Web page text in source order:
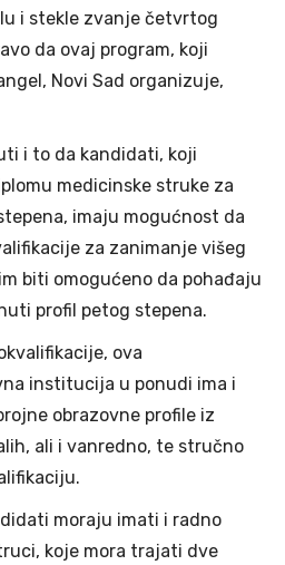
i stekle zvanje četvrtog
da ovaj program, koji
Novi Sad organizuje,
i to da kandidati, koji
medicinske struke za
imaju mogućnost da
za zanimanje višeg
biti omogućeno da pohađaju
profil petog stepena.
ova
institucija u ponudi ima i
obrazovne profile iz
ali i vanredno, te stručno
moraju imati i radno
koje mora trajati dve